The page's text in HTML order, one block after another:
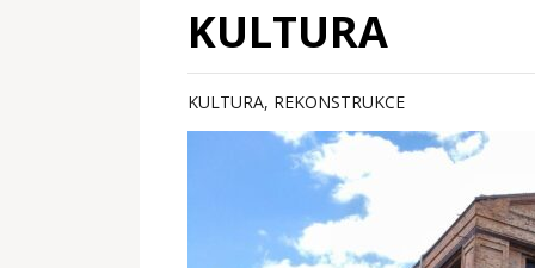
KULTURA
KULTURA, REKONSTRUKCE